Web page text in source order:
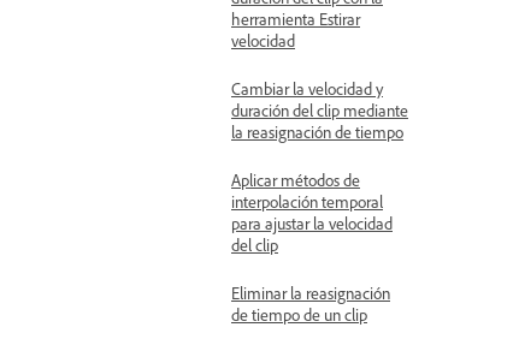
herramienta Estirar
velocidad
Cambiar la velocidad y
duración del clip mediante
la reasignación de tiempo
Aplicar métodos de
interpolación temporal
para ajustar la velocidad
del clip
Eliminar la reasignación
de tiempo de un clip